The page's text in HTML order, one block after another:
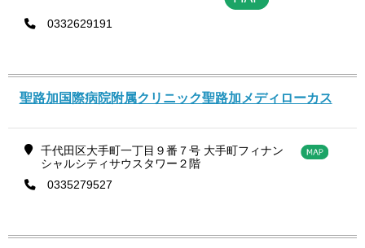
0332629191
聖路加国際病院附属クリニック聖路加メディローカス
千代田区大手町一丁目９番７号 大手町フィナン
シャルシティサウスタワー２階
0335279527